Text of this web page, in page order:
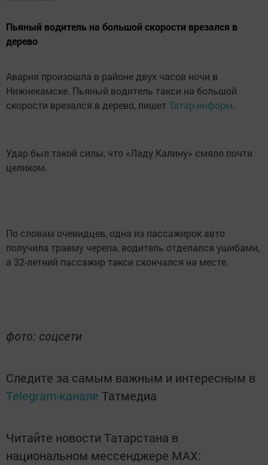
Пьяный водитель на большой скорости врезался в
дерево
Авария произошла в районе двух часов ночи в
Нижнекамске. Пьяный водитель такси на большой
скорости врезался в дерево, пишетТатар-информ.
Удар был такой силы, что «Ладу Калину» смяло почти
целиком.
По словам очевидцев, одна из пассажирок авто
получила травму черепа, водитель отделался ушибами,
а 32-летний пассажир такси скончался на месте.
фото: соцсети
Следите за самым важным и интересным в
Telegram-канале Татмедиа
Читайте новости Татарстана в
национальном мессенджере MАХ: